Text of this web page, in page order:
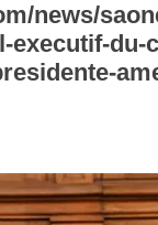
news/
executif-du-